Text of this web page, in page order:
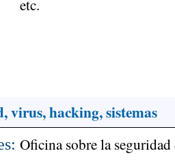
etc.
virus, hacking, sistemas
Oficina sobre la seguridad